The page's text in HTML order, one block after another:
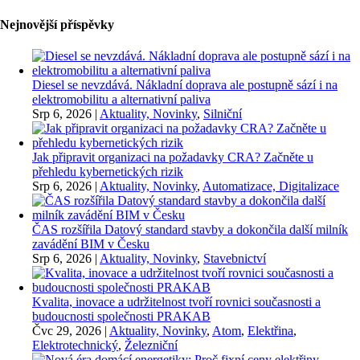
Nejnovější příspěvky
Diesel se nevzdává. Nákladní doprava ale postupně sází i na
elektromobilitu a alternativní paliva
Srp 6, 2026 | Aktuality, Novinky, Silniční
Jak připravit organizaci na požadavky CRA? Začněte u
přehledu kybernetických rizik
Srp 6, 2026 | Aktuality, Novinky, Automatizace, Digitalizace
ČAS rozšířila Datový standard stavby a dokončila další milník
zavádění BIM v Česku
Srp 6, 2026 | Aktuality, Novinky, Stavebnictví
Kvalita, inovace a udržitelnost tvoří rovnici současnosti a
budoucnosti společnosti PRAKAB
Čvc 29, 2026 | Aktuality, Novinky, Atom, Elektřina,
Elektrotechnický, Železniční